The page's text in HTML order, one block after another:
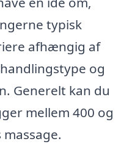
typisk
afhængig af
og
Generelt kan du
mellem 400 og